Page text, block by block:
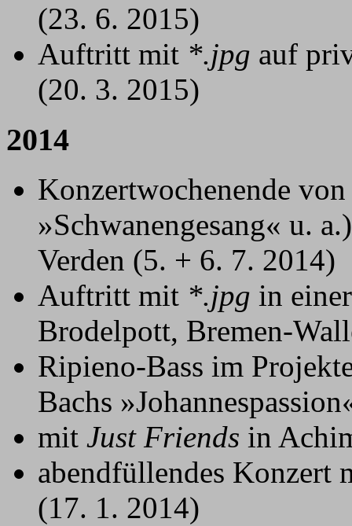
(23. 6. 2015)
Auftritt mit *.jpg auf
(20. 3. 2015)
2014
Konzertwochenende
»Schwanengesang« u.
Verden (5. + 6. 7. 2014)
Auftritt mit *.jpg in
Brodelpott, Bremen-
Ripieno-Bass im
Bachs
mit Just Friends in
abendfüllendes Konzert
(17. 1. 2014)